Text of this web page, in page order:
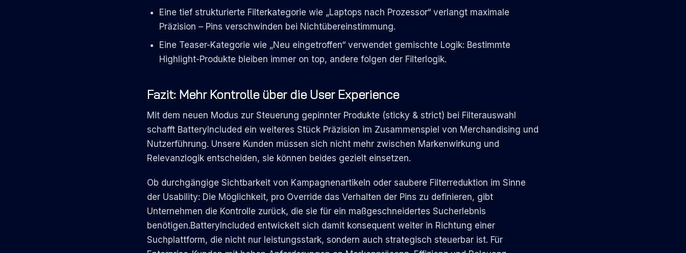
Eine tief strukturierte Filterkategorie wie „Laptops nach Prozessor“ verlangt maximale
Präzision – Pins verschwinden bei Nichtübereinstimmung.
Eine Teaser-Kategorie wie „Neu eingetroffen“ verwendet gemischte Logik: Bestimmte
Highlight-Produkte bleiben immer on top, andere folgen der Filterlogik.
Fazit: Mehr Kontrolle über die User Experience
Mit dem neuen Modus zur Steuerung gepinnter Produkte (sticky & strict) bei Filterauswahl
schafft BatteryIncluded ein weiteres Stück Präzision im Zusammenspiel von Merchandising und
Nutzerführung. Unsere Kunden müssen sich nicht mehr zwischen Markenwirkung und
Relevanzlogik entscheiden, sie können beides gezielt einsetzen.
Ob durchgängige Sichtbarkeit von Kampagnenartikeln oder saubere Filterreduktion im Sinne
der Usability: Die Möglichkeit, pro Override das Verhalten der Pins zu definieren, gibt
Unternehmen die Kontrolle zurück, die sie für ein maßgeschneidertes Sucherlebnis
benötigen.BatteryIncluded entwickelt sich damit konsequent weiter in Richtung einer
Suchplattform, die nicht nur leistungsstark, sondern auch strategisch steuerbar ist. Für